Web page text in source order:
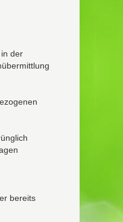
der
bereits